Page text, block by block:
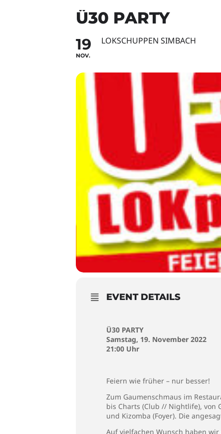
Ü30 PARTY
19
NOV.
LOKSCHUPPEN SIMBACH
EVENT DETAILS
Ü30 PARTY
Samstag, 19. November 2022
21:00 Uhr
Feiern wie früher – nur besser!
Zum Gaumenschmaus im
bis Charts (Club // Nightlife), von
und Kizomba (Foyer). Die
Auf vielfachen Wunsch haben